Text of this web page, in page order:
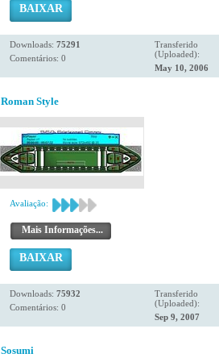
BAIXAR
Downloads: 75291
Comentários: 0
Transferido
(Uploaded):
May 10, 2006
Roman Style
Avaliação:
Mais Informações...
BAIXAR
Downloads: 75932
Comentários: 0
Transferido
(Uploaded):
Sep 9, 2007
Sosumi